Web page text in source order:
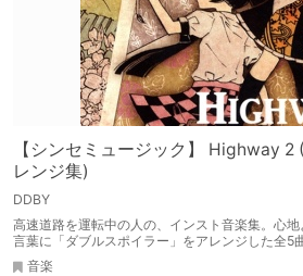
【シンセミュージック】 Highway
レンジ集)
DDBY
高速道路を運転中の人の、インスト音楽集。心
言葉に「ダブルスポイラー」をアレンジした全5
音楽